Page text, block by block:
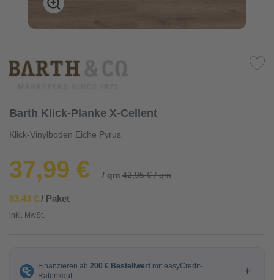
Barth Klick-Planke X-Cellent
Klick-Vinylboden Eiche Pyrus
37,99 € / qm 42,95 € / qm
83,43 € / Paket
inkl. MwSt.